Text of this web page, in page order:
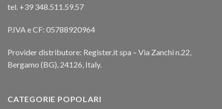
tel. +39 348.511.59.57
P.IVA e CF: 05788920964
Provider distributore: Register.it spa – Via Zanchi n.22,
Bergamo (BG), 24126, Italy.
CATEGORIE POPOLARI